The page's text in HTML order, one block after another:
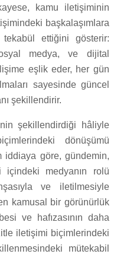
kamu iletişiminin
başkalaşımlara
ettiğini gösterir:
medya, ve dijital
eşlik eder, her gün
sayesinde güncel
şekillendirir.
şekillendirdiği hâliyle
dönüşümü
iddiaya göre, gündemin,
medyanın rolü
ve iletilmesiyle
kamusal bir görünürlük
ve hafızasının daha
iletişimi biçimlerindeki
mütekabil